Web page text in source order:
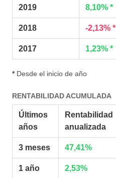
2019 8,10% *
2018 -2,13% *
2017 1,23% *
*Desde el inicio de año
RENTABILIDAD ACUMULADA
Últimos
años
Rentabilidad
anualizada
3 meses 47,41%
1 año 2,53%